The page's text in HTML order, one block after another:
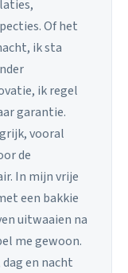
Of het
ik sta
ik regel
garantie.
vooral
de
In mijn vrije
een bakkie
uitwaaien na
me gewoon.
en nacht